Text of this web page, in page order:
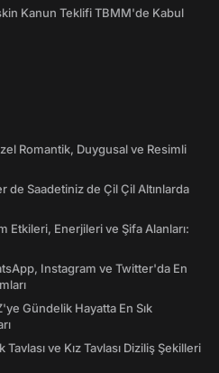
Kanun Teklifi TBMM'de Kabul
Romantik, Duygusal ve Resimli
de Saadetiniz de Çil Çil Altınlarda
Etkileri, Enerjileri ve Şifa Alanları:
Instagram ve Twitter'da En
Gündelik Hayatta En Sık
Tavlası ve Kız Tavlası Diziliş Şekilleri